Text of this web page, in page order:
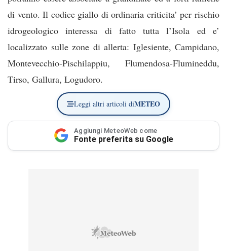
di vento. Il codice giallo di ordinaria criticita’ per rischio
idrogeologico interessa di fatto tutta l’Isola ed e’
localizzato sulle zone di allerta: Iglesiente, Campidano,
Montevecchio-Pischilappiu, Flumendosa-Flumineddu,
Tirso, Gallura, Logudoro.
Leggi altri articoli diMETEO
Aggiungi MeteoWeb come
Fonte preferita su Google